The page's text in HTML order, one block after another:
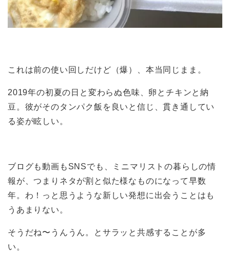
これは前の使い回しだけど（爆）、本当同じまま。
2019年の初夏の日と変わらぬ色味、卵とチキンと納
豆。彼がそのタンパク飯を良いと信じ、貫き通してい
る姿が眩しい。
ブログも動画もSNSでも、ミニマリストの暮らしの情
報が、つまりネタが割と似た様なものになって早数
年。わ！っと思うような新しい発想に出会うことはも
うあまりない。
そうだね〜うんうん。とサラッと共感することが多
い。